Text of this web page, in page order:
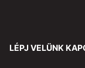
LÉPJ VELÜNK